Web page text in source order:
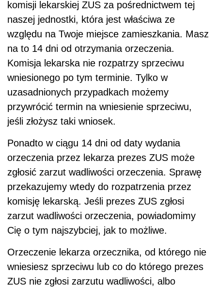
komisji lekarskiej ZUS za pośrednictwem tej
naszej jednostki, która jest właściwa ze
względu na Twoje miejsce zamieszkania. Masz
na to 14 dni od otrzymania orzeczenia.
Komisja lekarska nie rozpatrzy sprzeciwu
wniesionego po tym terminie. Tylko w
uzasadnionych przypadkach możemy
przywrócić termin na wniesienie sprzeciwu,
jeśli złożysz taki wniosek.
Ponadto w ciągu 14 dni od daty wydania
orzeczenia przez lekarza prezes ZUS może
zgłosić zarzut wadliwości orzeczenia. Sprawę
przekazujemy wtedy do rozpatrzenia przez
komisję lekarską. Jeśli prezes ZUS zgłosi
zarzut wadliwości orzeczenia, powiadomimy
Cię o tym najszybciej, jak to możliwe.
Orzeczenie lekarza orzecznika, od którego nie
wniesiesz sprzeciwu lub co do którego prezes
ZUS nie zgłosi zarzutu wadliwości, albo